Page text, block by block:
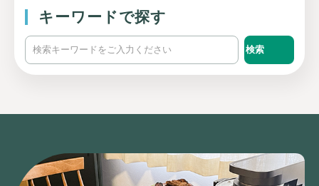
キーワードで探す